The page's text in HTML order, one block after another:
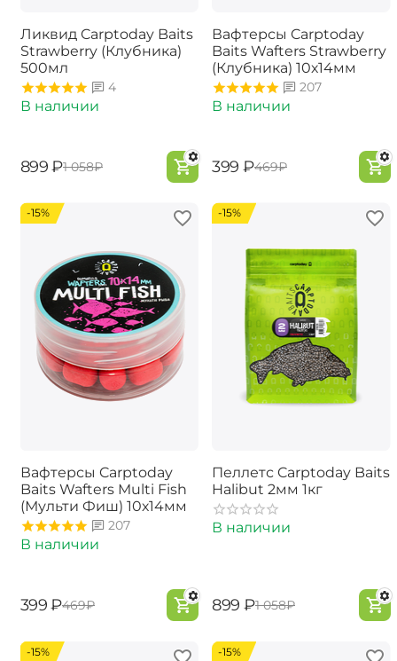
Ликвид Carptoday Baits
Strawberry (Клубника)
500мл
4
В наличии
‍899‍ ₽‍1 058‍₽
Вафтерсы Carptoday
Baits Wafters Strawberry
(Клубника) 10х14мм
207
В наличии
‍399‍ ₽‍469‍₽
-15%
Вафтерсы Carptoday
Baits Wafters Multi Fish
(Мульти Фиш) 10х14мм
207
В наличии
‍399‍ ₽‍469‍₽
-15%
Пеллетс Carptoday Baits
Halibut 2мм 1кг
В наличии
‍899‍ ₽‍1 058‍₽
-15% -15%